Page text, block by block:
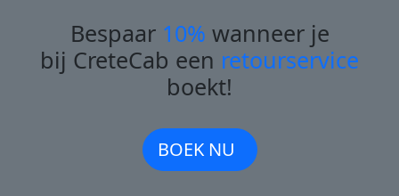
Bespaar 10% wanneer je
bij CreteCab een retourservice
boekt!
BOEK NU